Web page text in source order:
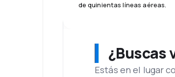
de quinientas líneas aéreas.
¿Buscas
Estás en el lugar